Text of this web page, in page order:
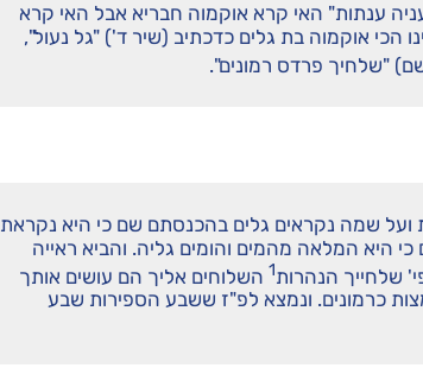
ענתות" האי קרא אוקמוה חבריא אבל האי קרא
אוקמוה בת גלים כדכתיב (שיר ד') "גל נעול",
"שלחיך פרדס רמונים".
ועל שמה נקראים גלים בהכנסתם שם כי היא נקראת
היא המלאה מהמים והומים גליה. והביא ראייה
שלחייך הנהרות1השלוחים אליך הם עושים אותך
כרמונים. ונמצא לפ"ז ששבע הספירות שבע